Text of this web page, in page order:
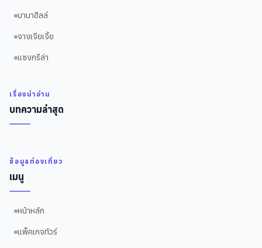
บานาฮิลล์
จางเจียเจี้ย
แซงกรีล่า
เรื่องน่าอ่าน
บทความล่าสุด
ข้อมูลท่องเที่ยว
เมนู
หน้าหลัก
แพ็คเกจทัวร์